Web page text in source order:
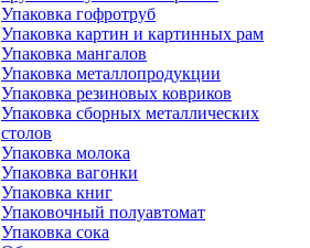
Упаковка гофротруб
Упаковка картин и картинных рам
Упаковка мангалов
Упаковка металлопродукции
Упаковка резиновых ковриков
Упаковка сборных металлических
столов
Упаковка молока
Упаковка вагонки
Упаковка книг
Упаковочный полуавтомат
Упаковка сока